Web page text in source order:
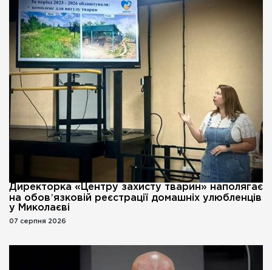
Директорка «Центру захисту тварин» наполягає
на обовʼязковій реєстрації домашніх улюбленців
у Миколаєві
07 серпня 2026